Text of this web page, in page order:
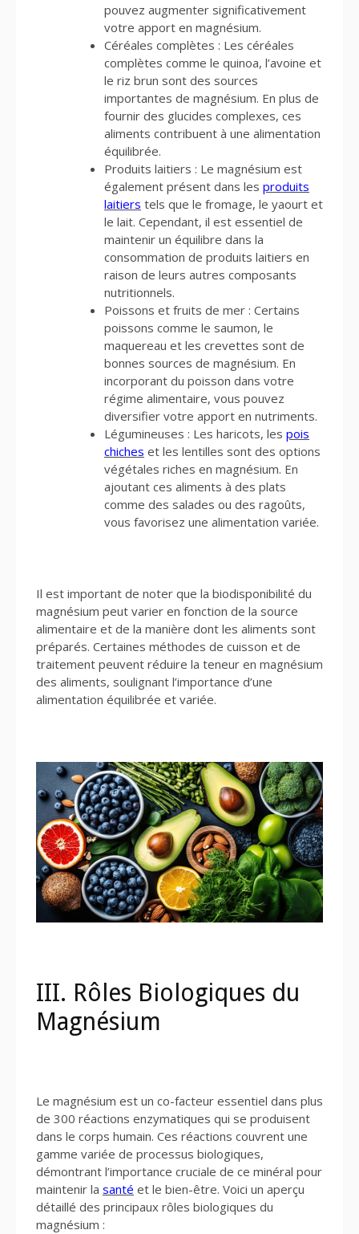
pouvez augmenter significativement
votre apport en magnésium.
Céréales complètes : Les céréales
complètes comme le quinoa, l’avoine et
le riz brun sont des sources
importantes de magnésium. En plus de
fournir des glucides complexes, ces
aliments contribuent à une alimentation
équilibrée.
Produits laitiers : Le magnésium est
également présent dans les produits
laitiers tels que le fromage, le yaourt et
le lait. Cependant, il est essentiel de
maintenir un équilibre dans la
consommation de produits laitiers en
raison de leurs autres composants
nutritionnels.
Poissons et fruits de mer : Certains
poissons comme le saumon, le
maquereau et les crevettes sont de
bonnes sources de magnésium. En
incorporant du poisson dans votre
régime alimentaire, vous pouvez
diversifier votre apport en nutriments.
Légumineuses : Les haricots, les pois
chiches et les lentilles sont des options
végétales riches en magnésium. En
ajoutant ces aliments à des plats
comme des salades ou des ragoûts,
vous favorisez une alimentation variée.
Il est important de noter que la biodisponibilité du
magnésium peut varier en fonction de la source
alimentaire et de la manière dont les aliments sont
préparés. Certaines méthodes de cuisson et de
traitement peuvent réduire la teneur en magnésium
des aliments, soulignant l’importance d’une
alimentation équilibrée et variée.
III. Rôles Biologiques du
Magnésium
Le magnésium est un co-facteur essentiel dans plus
de 300 réactions enzymatiques qui se produisent
dans le corps humain. Ces réactions couvrent une
gamme variée de processus biologiques,
démontrant l’importance cruciale de ce minéral pour
maintenir la santé et le bien-être. Voici un aperçu
détaillé des principaux rôles biologiques du
magnésium :